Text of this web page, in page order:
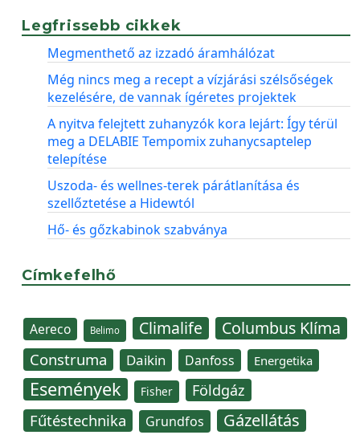
Legfrissebb cikkek
Megmenthető az izzadó áramhálózat
Még nincs meg a recept a vízjárási szélsőségek
kezelésére, de vannak ígéretes projektek
A nyitva felejtett zuhanyzók kora lejárt: Így térül
meg a DELABIE Tempomix zuhanycsaptelep
telepítése
Uszoda- és wellnes-terek párátlanítása és
szellőztetése a Hidewtól
Hő- és gőzkabinok szabványa
Címkefelhő
Aereco Belimo Climalife Columbus Klíma
Construma Daikin Danfoss Energetika
Események Fisher Földgáz
Fűtéstechnika Grundfos Gázellátás